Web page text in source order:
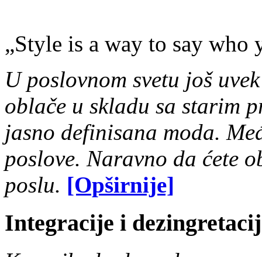
„Style is a way to say who
U poslovnom svetu još
oblače u skladu sa starim
jasno definisana moda.
poslove. Naravno da ćete
poslu. [Opširnije]
Integracije i